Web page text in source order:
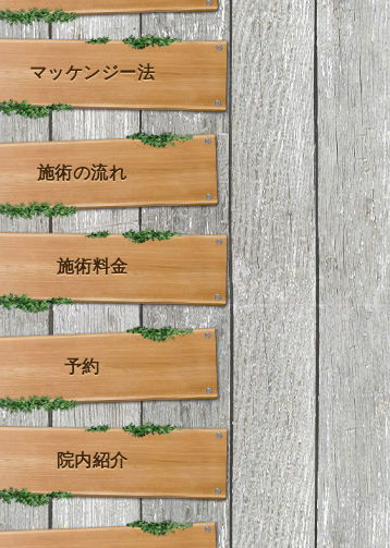
マッケンジー法
施術の流れ
施術料金
予約
院内紹介